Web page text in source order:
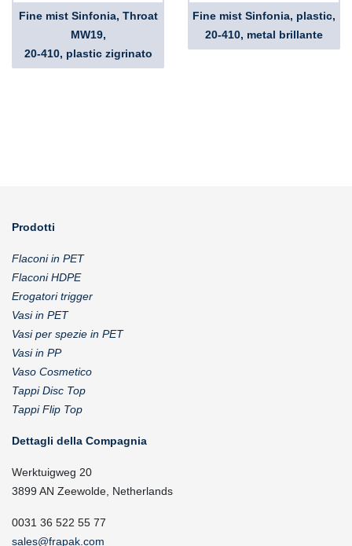
Fine mist Sinfonia, Throat
MW19,
20-410, plastic zigrinato
Fine mist Sinfonia, plastic,
20-410, metal brillante
Prodotti
Flaconi in PET
Flaconi HDPE
Erogatori trigger
Vasi in PET
Vasi per spezie in PET
Vasi in PP
Vaso Cosmetico
Tappi Disc Top
Tappi Flip Top
Dettagli della Compagnia
Werktuigweg 20
3899 AN Zeewolde, Netherlands
0031 36 522 55 77
sales@frapak.com